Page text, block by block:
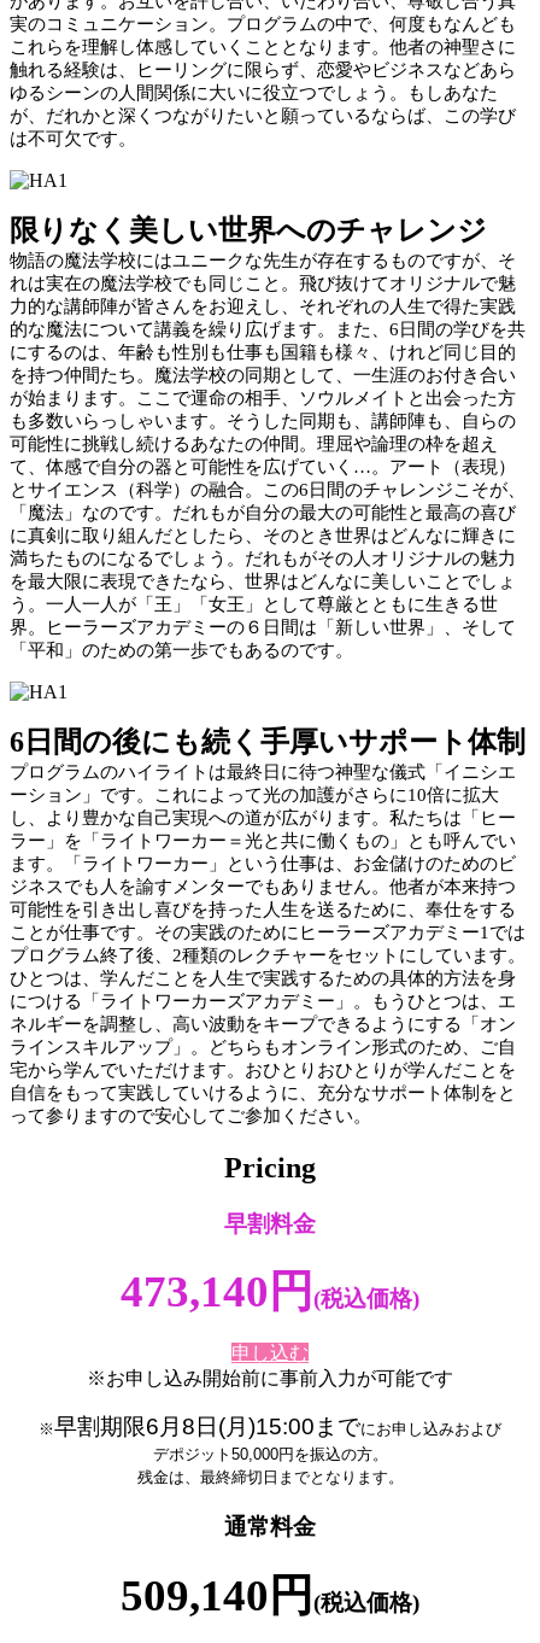
実のコミュニケーション。プログラムの中で、何度もなんども
これらを理解し体感していくこととなります。他者の神聖さに
触れる経験は、ヒーリングに限らず、恋愛やビジネスなどあら
ゆるシーンの人間関係に大いに役立つでしょう。もしあなた
が、だれかと深くつながりたいと願っているならば、この学び
は不可欠です。
限りなく美しい世界へのチャレンジ
物語の魔法学校にはユニークな先生が存在するものですが、そ
れは実在の魔法学校でも同じこと。飛び抜けてオリジナルで魅
力的な講師陣が皆さんをお迎えし、それぞれの人生で得た実践
的な魔法について講義を繰り広げます。また、6日間の学びを共
にするのは、年齢も性別も仕事も国籍も様々、けれど同じ目的
を持つ仲間たち。魔法学校の同期として、一生涯のお付き合い
が始まります。ここで運命の相手、ソウルメイトと出会った方
も多数いらっしゃいます。そうした同期も、講師陣も、自らの
可能性に挑戦し続けるあなたの仲間。理屈や論理の枠を超え
て、体感で自分の器と可能性を広げていく…。アート（表現）
とサイエンス（科学）の融合。この6日間のチャレンジこそが、
「魔法」なのです。だれもが自分の最大の可能性と最高の喜び
に真剣に取り組んだとしたら、そのとき世界はどんなに輝きに
満ちたものになるでしょう。だれもがその人オリジナルの魅力
を最大限に表現できたなら、世界はどんなに美しいことでしょ
う。一人一人が「王」「女王」として尊厳とともに生きる世
界。ヒーラーズアカデミーの６日間は「新しい世界」、そして
「平和」のための第一歩でもあるのです。
6日間の後にも続く手厚いサポート体制
プログラムのハイライトは最終日に待つ神聖な儀式「イニシエ
ーション」です。これによって光の加護がさらに10倍に拡大
し、より豊かな自己実現への道が広がります。私たちは「ヒー
ラー」を「ライトワーカー＝光と共に働くもの」とも呼んでい
ます。「ライトワーカー」という仕事は、お金儲けのためのビ
ジネスでも人を諭すメンターでもありません。他者が本来持つ
可能性を引き出し喜びを持った人生を送るために、奉仕をする
ことが仕事です。その実践のためにヒーラーズアカデミー1では
プログラム終了後、2種類のレクチャーをセットにしています。
ひとつは、学んだことを人生で実践するための具体的方法を身
につける「ライトワーカーズアカデミー」。もうひとつは、エ
ネルギーを調整し、高い波動をキープできるようにする「オン
ラインスキルアップ」。どちらもオンライン形式のため、ご自
宅から学んでいただけます。おひとりおひとりが学んだことを
自信をもって実践していけるように、充分なサポート体制をと
って参りますので安心してご参加ください。
Pricing
早割料金
473,140円 (税込価格)
申し込む
※お申し込み開始前に事前入力が可能です
※早割期限6月8日(月)15:00までにお申し込みおよび
デポジット50,000円を振込の方。
残金は、最終締切日までとなります。
通常料金
509,140‬円 (税込価格)